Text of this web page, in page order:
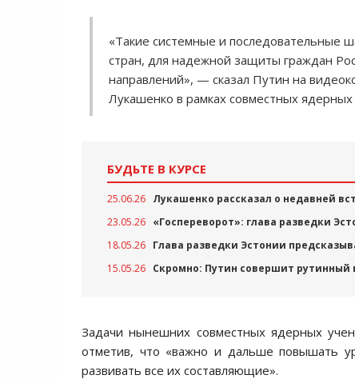
«Такие системные и последовательные
стран, для надежной защиты граждан
направлений», — сказал Путин на
Лукашенко в рамках совместных ядерных
БУДЬТЕ В КУРСЕ
25.06.26 Лукашенко рассказал о недавней
23.05.26 «Госпереворот»: глава разведки
18.05.26 Глава разведки Эстонии
15.05.26 Скромно: Путин совершит рутинный
Задачи нынешних совместных ядерных
отметив, что «важно и дальше повышать
развивать все их составляющие».